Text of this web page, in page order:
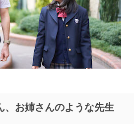
、お姉さんのような先生